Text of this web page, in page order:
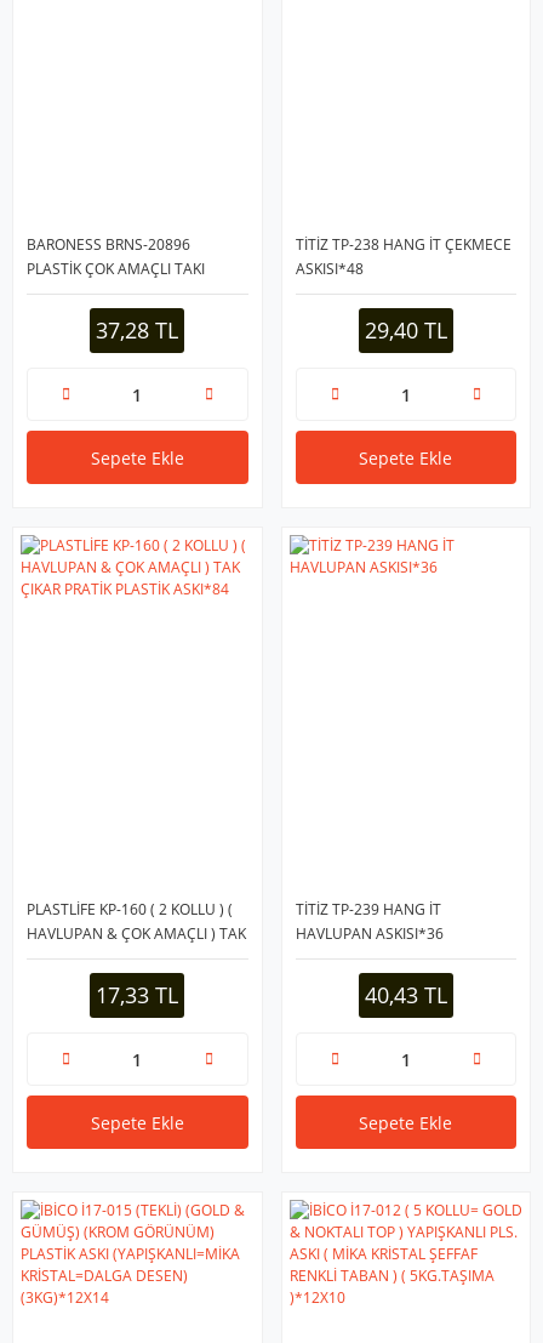
BARONESS BRNS-20896
PLASTİK ÇOK AMAÇLI TAKI
ASKISI*48=K
37,28 TL
Sepete Ekle
TİTİZ TP-238 HANG İT ÇEKMECE
ASKISI*48
29,40 TL
Sepete Ekle
PLASTLİFE KP-160 ( 2 KOLLU ) (
HAVLUPAN & ÇOK AMAÇLI ) TAK
ÇIKAR PRATİK PLASTİK ASKI*84
17,33 TL
Sepete Ekle
TİTİZ TP-239 HANG İT
HAVLUPAN ASKISI*36
40,43 TL
Sepete Ekle